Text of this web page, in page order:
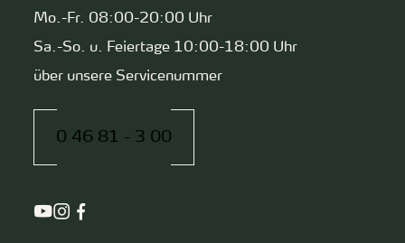
Mo.-Fr. 08:00-20:00 Uhr
Sa.-So. u. Feiertage 10:00-18:00 Uhr
über unsere Servicenummer
0 46 81 - 3 00